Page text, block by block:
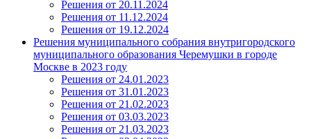
Решения от 20.11.2024
Решения от 11.12.2024
Решения от 19.12.2024
Решения муниципального собрания внутригородского
муниципального образования Черемушки в городе
Москве в 2023 году
Решения от 24.01.2023
Решения от 31.01.2023
Решения от 21.02.2023
Решения от 03.03.2023
Решения от 21.03.2023